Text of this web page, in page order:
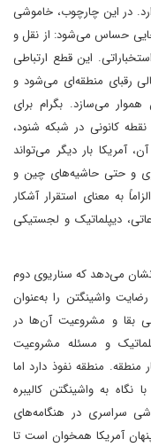
در این چارچوب، خاموشی
حساس می‌شود: از نقل و
این قطع ارتباطی
رقبای منطقه‌ای می‌شود و
هموار می‌سازد. بگرام برای
کانونی در شبکه شنود،
آمریکا بار دیگر می‌تواند
و حتی حاشیه‌های چین و
به معنای استقرار آشکار
دیپلماتیک و لجستیکی
نشان می‌دهد که سناریوی دوم
واشینگتن را به‌عنوان
بقا و مشروعیت آن‌ها در
و مسئله مشروعیت
منطقه. منطقه نفوذ دارد اما
نگاه به واشینگتن کالیبره
سراسری در هنگامه‌های
آمریکا همخوان است تا